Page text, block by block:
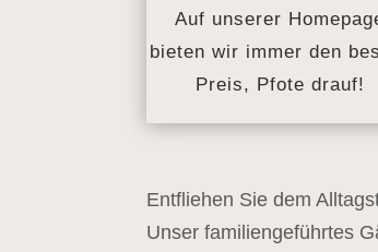
Auf unserer
bieten wir immer den
Preis, Pfote drauf!
Entfliehen Sie dem
Unser familiengeführtes